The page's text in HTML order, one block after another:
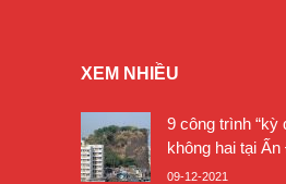
XEM NHIỀU
9 công trình “kỳ
không hai tại
09-12-2021